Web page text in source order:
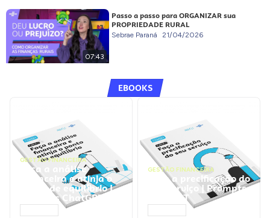
07:43
Passo a passo para ORGANIZAR sua
PROPRIEDADE RURAL
Sebrae Paraná 21/04/2026
EBOOKS
GESTÃO FINANCEIRA
Faça a análise
financeira e atinja o
ponto de equilíbrio |
Prompts ChatGPT
GESTÃO FINANCEIRA
Faça a precificação do
seu serviço | Prompts
ChatGPT